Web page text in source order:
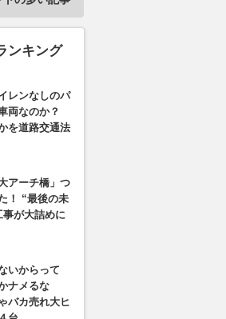
ンキング
レンなしのパ
両なのか？
を道路交通法
アーチ橋」つ
！ “最後の未
事が大詰めに
いからって
ナメるな
バカ売れ大ヒ